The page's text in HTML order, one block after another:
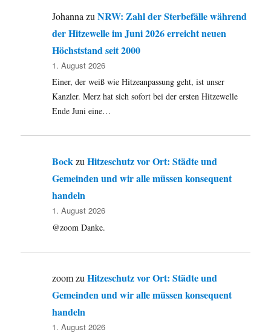
JohannazuNRW: Zahl der Sterbefälle während
der Hitzewelle im Juni 2026 erreicht neuen
Höchststand seit 2000
1. August 2026
Einer, der weiß wie Hitzeanpassung geht, ist unser
Kanzler. Merz hat sich sofort bei der ersten Hitzewelle
Ende Juni eine…
BockzuHitzeschutz vor Ort: Städte und
Gemeinden und wir alle müssen konsequent
handeln
1. August 2026
@zoom Danke.
zoomzuHitzeschutz vor Ort: Städte und
Gemeinden und wir alle müssen konsequent
handeln
1. August 2026